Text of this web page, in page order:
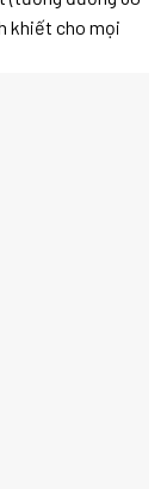
khiết cho mọi